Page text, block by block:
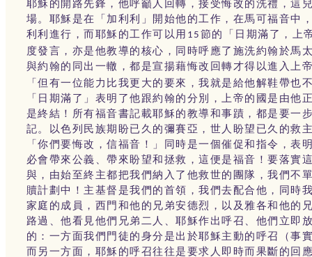
耶穌的開路先鋒，他呼籲人回轉，接受悔改的洗禮，這
場。耶穌是在「加利利」開始他的工作，在馬可福音中
利利進行，而耶穌的工作可以用 15 節的「日期滿了，上
度發言，亦是他教導的核心，同時呼應了施洗約翰於馬
與約翰的同出一轍，都是宣揚藉悔改回轉才得以進入上
「但有一位能力比我更大的要來，我就是給他解鞋帶
「日期滿了」表明了他跟約翰的分別，上帝的國是由
是終結！所有福音書記載耶穌的教導和事蹟，都是要一
記。以色列民族期盼已久的彌賽亞，世人盼望已久的救
「你們要悔改，信福音！」同時是一個催促和指令，
必會帶來公義、帶來盼望和拯救，這便是福音！要落實
與，由始至終主都把我們納入了他救世的團隊，我們不
贖計劃中！主基督是我們的首領，我們去配合他，同時
家庭的成員，西門和他的兄弟安德烈，以及雅各和他的
路過、他看見他們兄弟二人、耶穌作出呼召、他們立即
的：一方面我們門徒的身分是出於耶穌主動的呼召（事
而另一方面，耶穌的呼召往往是要求人即時而果斷的回